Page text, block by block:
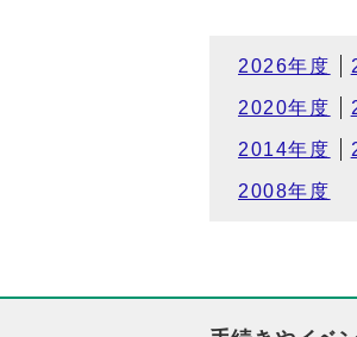
2026年度
2020年度
2014年度
2008年度